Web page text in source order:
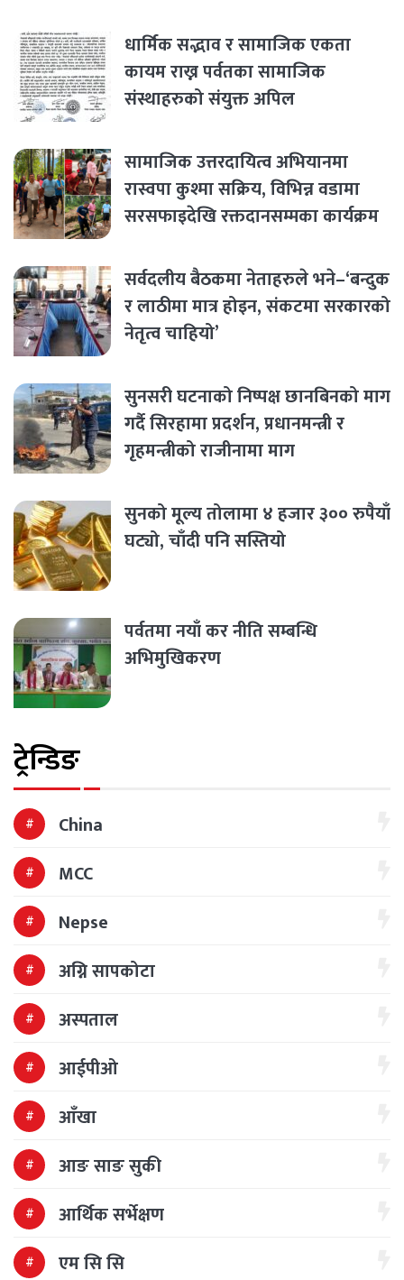
धार्मिक सद्भाव र सामाजिक एकता
कायम राख्न पर्वतका सामाजिक
संस्थाहरुको संयुक्त अपिल
सामाजिक उत्तरदायित्व अभियानमा
रास्वपा कुश्मा सक्रिय, विभिन्न वडामा
सरसफाइदेखि रक्तदानसम्मका कार्यक्रम
सर्वदलीय बैठकमा नेताहरुले भने–‘बन्दुक
र लाठीमा मात्र होइन, संकटमा सरकारको
नेतृत्व चाहियो’
सुनसरी घटनाको निष्पक्ष छानबिनको माग
गर्दै सिरहामा प्रदर्शन, प्रधानमन्त्री र
गृहमन्त्रीको राजीनामा माग
सुनको मूल्य तोलामा ४ हजार ३०० रुपैयाँ
घट्यो, चाँदी पनि सस्तियो
पर्वतमा नयाँ कर नीति सम्बन्धि
अभिमुखिकरण
ट्रेन्डिङ
China
MCC
Nepse
अग्नि सापकोटा
अस्पताल
आईपीओ
आँखा
आङ साङ सुकी
आर्थिक सर्भेक्षण
एम सि सि